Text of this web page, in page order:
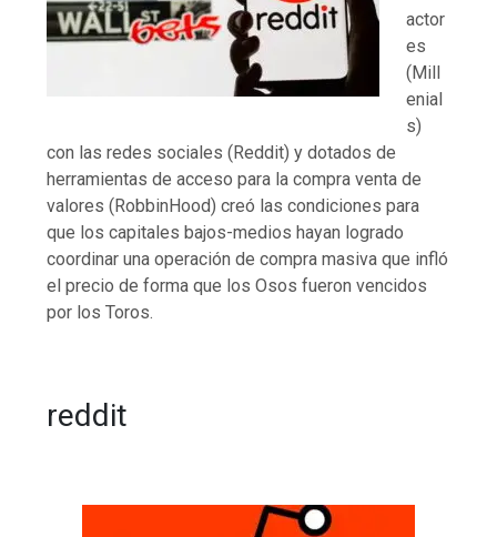
actor
es
(Mill
enial
s)
con las redes sociales (Reddit) y dotados de
herramientas de acceso para la compra venta de
valores (RobbinHood) creó las condiciones para
que los capitales bajos-medios hayan logrado
coordinar una operación de compra masiva que infló
el precio de forma que los Osos fueron vencidos
por los Toros.
reddit